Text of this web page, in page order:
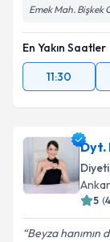
Emek Mah. Bişkek
En Yakın Saatler
11:30
Dyt.
5 (4
Beyza hanımın